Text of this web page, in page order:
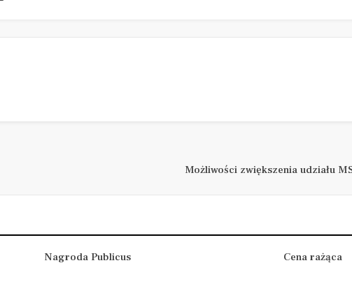
Możliwości zwiększenia udziału
Nagroda Publicus Cena rażąca